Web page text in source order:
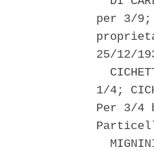
per 3/9;
25/12/
1/4;
Per 3/4